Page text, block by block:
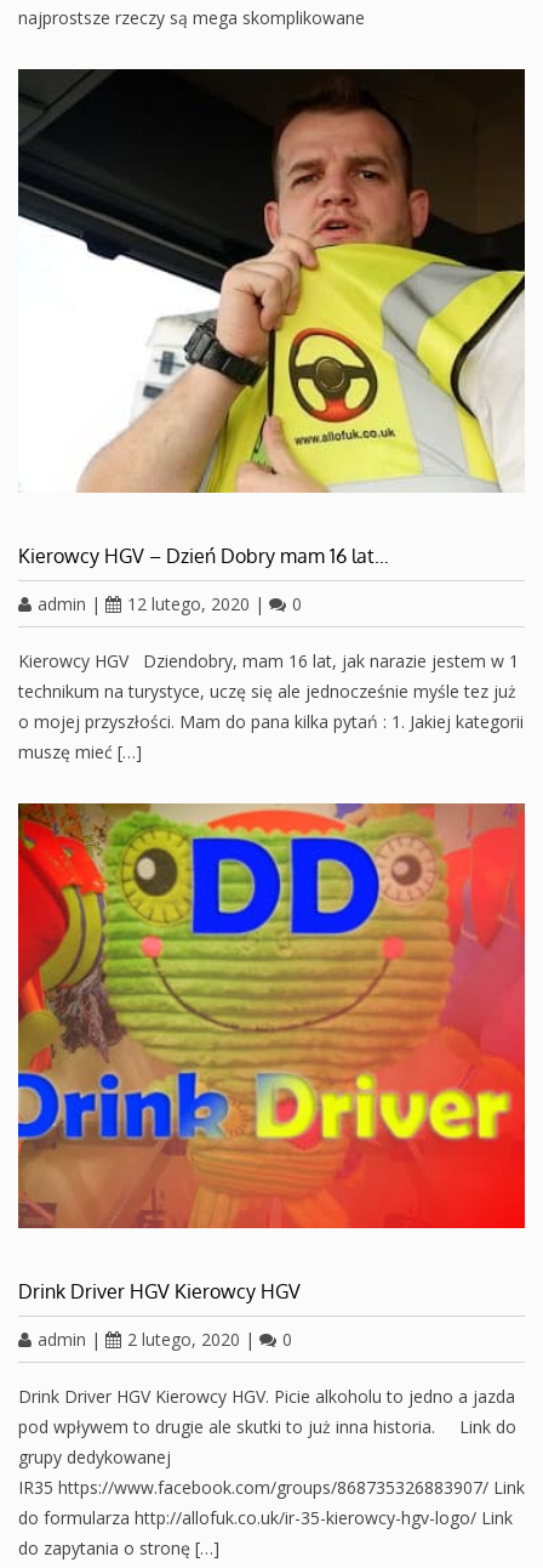
najprostsze rzeczy są mega skomplikowane
Kierowcy HGV – Dzień Dobry mam 16 lat…
admin | 12 lutego, 2020 | 0
Kierowcy HGV Dziendobry, mam 16 lat, jak narazie jestem w 1
technikum na turystyce, uczę się ale jednocześnie myśle tez już
o mojej przyszłości. Mam do pana kilka pytań : 1. Jakiej kategorii
muszę mieć […]
Drink Driver HGV Kierowcy HGV
admin | 2 lutego, 2020 | 0
Drink Driver HGV Kierowcy HGV. Picie alkoholu to jedno a jazda
pod wpływem to drugie ale skutki to już inna historia. Link do
grupy dedykowanej
IR35 https://www.facebook.com/groups/868735326883907/ Link
do formularza http://allofuk.co.uk/ir-35-kierowcy-hgv-logo/ Link
do zapytania o stronę […]